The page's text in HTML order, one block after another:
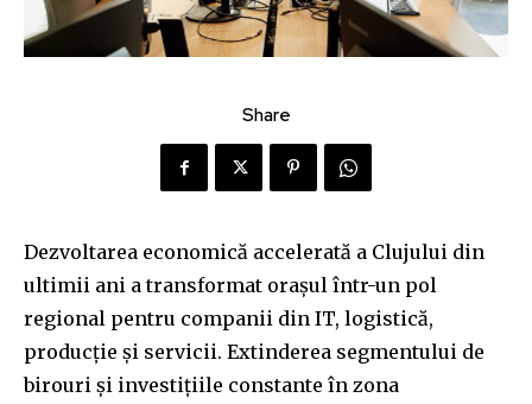
Share
Dezvoltarea economică accelerată a Clujului din
ultimii ani a transformat orașul într-un pol
regional pentru companii din IT, logistică,
producție și servicii. Extinderea segmentului de
birouri și investițiile constante în zona